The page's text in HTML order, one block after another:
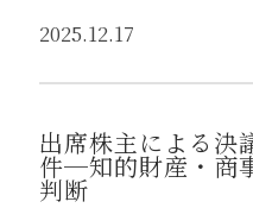
2025.12.17
出席株主による決
件─知的財産・商
判断